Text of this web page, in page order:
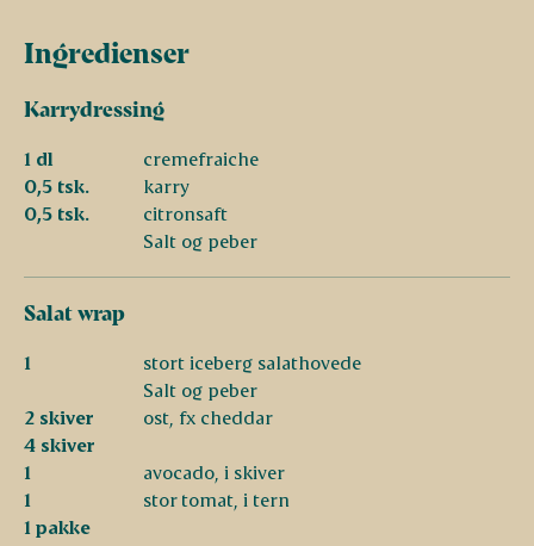
Ingredienser
Karrydressing
1 dl
cremefraiche
0,5 tsk.
karry
0,5 tsk.
citronsaft
Salt og peber
Salat wrap
1
stort iceberg salathovede
Salt og peber
2 skiver
ost, fx cheddar
4 skiver
1
avocado, i skiver
1
stor tomat, i tern
1 pakke